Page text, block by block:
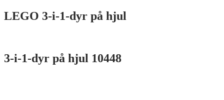
LEGO 3-i-1-dyr på hjul
3-i-1-dyr på hjul 10448